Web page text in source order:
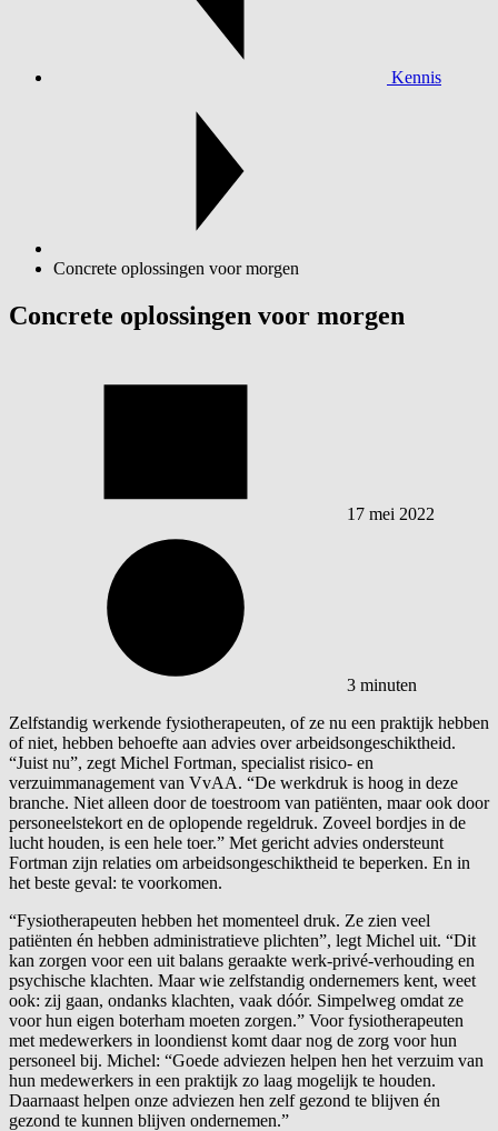
Kennis
Concrete oplossingen voor morgen
Concrete oplossingen voor morgen
17 mei 2022
3 minuten
Zelfstandig werkende fysiotherapeuten, of ze nu een praktijk hebben
of niet, hebben behoefte aan advies over arbeidsongeschiktheid.
“Juist nu”, zegt Michel Fortman, specialist risico- en
verzuimmanagement van VvAA. “De werkdruk is hoog in deze
branche. Niet alleen door de toestroom van patiënten, maar ook door
personeelstekort en de oplopende regeldruk. Zoveel bordjes in de
lucht houden, is een hele toer.” Met gericht advies ondersteunt
Fortman zijn relaties om arbeidsongeschiktheid te beperken. En in
het beste geval: te voorkomen.
“Fysiotherapeuten hebben het momenteel druk. Ze zien veel
patiënten én hebben administratieve plichten”, legt Michel uit. “Dit
kan zorgen voor een uit balans geraakte werk-privé-verhouding en
psychische klachten. Maar wie zelfstandig ondernemers kent, weet
ook: zij gaan, ondanks klachten, vaak dóór. Simpelweg omdat ze
voor hun eigen boterham moeten zorgen.” Voor fysiotherapeuten
met medewerkers in loondienst komt daar nog de zorg voor hun
personeel bij. Michel: “Goede adviezen helpen hen het verzuim van
hun medewerkers in een praktijk zo laag mogelijk te houden.
Daarnaast helpen onze adviezen hen zelf gezond te blijven én
gezond te kunnen blijven ondernemen.”